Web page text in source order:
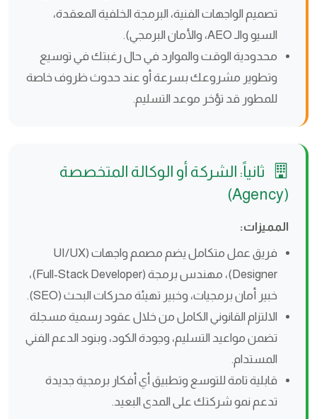
تصميم الواجهات الفنية، البرمجة الخلفية المعقدة،
السيو والـ AEO، والأمان البرمجي).
محدودية الوقت والموارد في حال رغبتك في توسيع
وتطوير مشروعك بسرعة أو عند حدوث ظروف خاصة
للمطور قد تؤخر موعد التسليم.
ثانياً: الشركة أو الوكالة المتخصصة
(Agency)
المميزات:
فريق عمل متكامل يضم مصمم واجهات (UI/UX
Designer)، مهندس برمجة (Full-Stack Developer)،
خبير أمان برمجيات، وخبير تهيئة محركات البحث (SEO).
الالتزام القانوني الكامل من خلال عقود رسمية مسجلة
تضمن مواعيد التسليم، وجودة الكود، وبنود الدعم الفني
المستدام.
قابلية تامة للتوسع وتطبيق أي أفكار برمجية جديدة
تدعم نمو شركتك على المدى البعيد.